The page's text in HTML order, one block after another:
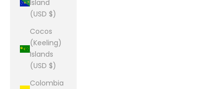
Island
(USD $)
Cocos
(Keeling)
Islands
(USD $)
Colombia